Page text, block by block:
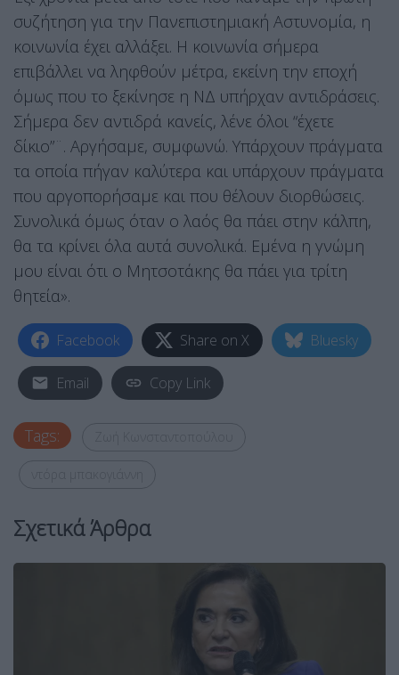
συζήτηση για την Πανεπιστημιακή Αστυνομία, η
κοινωνία έχει αλλάξει. Η κοινωνία σήμερα
επιβάλλει να ληφθούν μέτρα, εκείνη την εποχή
όμως που το ξεκίνησε η ΝΔ υπήρχαν αντιδράσεις.
Σήμερα δεν αντιδρά κανείς, λένε όλοι “έχετε
δίκιο”¨. Αργήσαμε, συμφωνώ. Υπάρχουν πράγματα
τα οποία πήγαν καλύτερα και υπάρχουν πράγματα
που αργοπορήσαμε και που θέλουν διορθώσεις.
Συνολικά όμως όταν ο λαός θα πάει στην κάλπη,
θα τα κρίνει όλα αυτά συνολικά. Εμένα η γνώμη
μου είναι ότι ο Μητσοτάκης θα πάει για τρίτη
θητεία».
Facebook Share on X Bluesky
Email Copy Link
Tags:
Σχετικά Άρθρα